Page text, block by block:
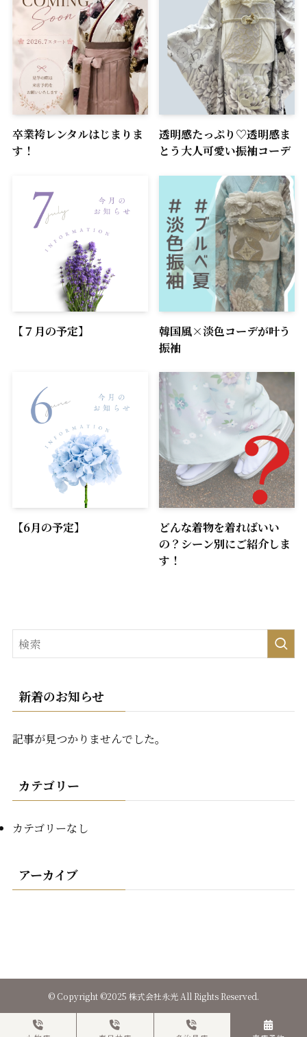
卒業袴レンタルはじまりま
す！
透明感たっぷり♡透明感ま
とう大人可愛い振袖コーデ
【７月の予定】
韓国風×淡色コーデが叶う
振袖
【6月の予定】
どんな着物を着ればいい
の？シーン別にご紹介しま
す！
新着のお知らせ
記事が見つかりませんでした。
カテゴリー
カテゴリーなし
アーカイブ
© Copyright ©2025 株式会社永光 All Rights Reserved.